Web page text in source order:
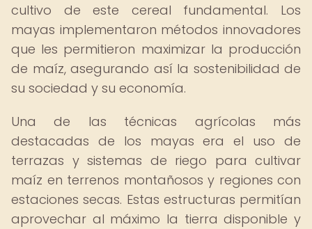
cultivo de este cereal fundamental. Los
mayas implementaron métodos innovadores
que les permitieron maximizar la producción
de maíz, asegurando así la sostenibilidad de
su sociedad y su economía.
Una de las técnicas agrícolas más
destacadas de los mayas era el uso de
terrazas y sistemas de riego para cultivar
maíz en terrenos montañosos y regiones con
estaciones secas. Estas estructuras permitían
aprovechar al máximo la tierra disponible y